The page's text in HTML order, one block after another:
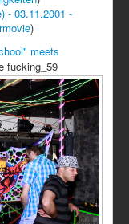
- 03.11.2001 -
)
meets
fucking_59